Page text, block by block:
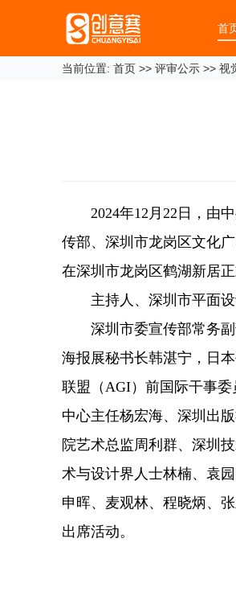
首
当前位置: 首页 >> 评审公示 >> 视
2024年12月22日，由
传部、深圳市龙岗区文化
在深圳市龙岗区鹤湖新居
主持人、深圳市平面设
深圳市委宣传部常务副
海报展秘书长韩湛宁，日
联盟（AGI）前国际干事
中心主任杨宏海、深圳出
院艺术总监周利群、深圳
术与设计界人士林楠、袁
申晖、麦观林、程晓炳、
出席活动。